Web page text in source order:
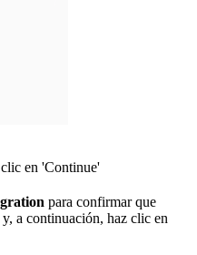
en 'Continue'
para confirmar que
a continuación, haz clic en